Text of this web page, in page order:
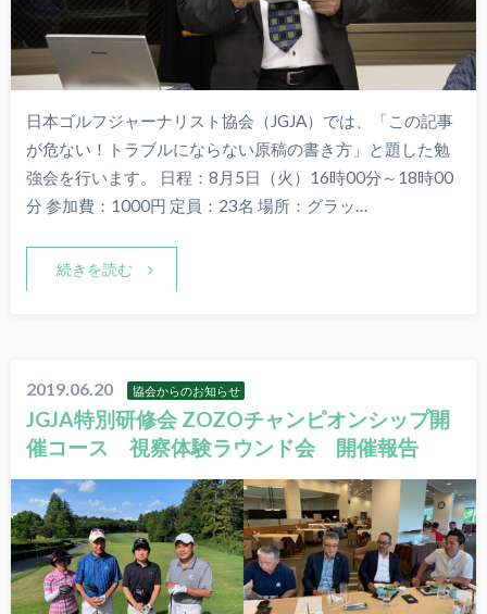
日本ゴルフジャーナリスト協会（JGJA）では、「この記事
が危ない！トラブルにならない原稿の書き方」と題した勉
強会を行います。 日程：8月5日（火）16時00分～18時00
分 参加費：1000円 定員：23名 場所：グラッ…
続きを読む
2019.06.20 協会からのお知らせ
JGJA特別研修会 ZOZOチャンピオンシップ開
催コース 視察体験ラウンド会 開催報告